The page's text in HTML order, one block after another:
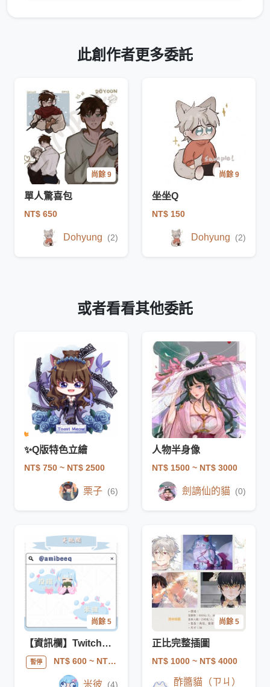
此創作者更多委託
尚餘 9
單人驚喜包
NT$ 650
Dohyung (2)
尚餘 9
坐坐Q
NT$ 150
Dohyung (2)
或者看看其他委託
✨Q版特色立繪
NT$ 750 ~ NT$ 2500
栗子 (6)
人物半身像
NT$ 1500 ~ NT$ 3000
劍謫仙的貓 (0)
尚餘 5
【資訊欄】Twitch資訊圖
暫停 NT$ 600~ NT$ 4900
米彼 (4)
尚餘 5
正比完整插圖
NT$ 1000 ~ NT$ 4000
酢醬貓（ㄗㄐ）